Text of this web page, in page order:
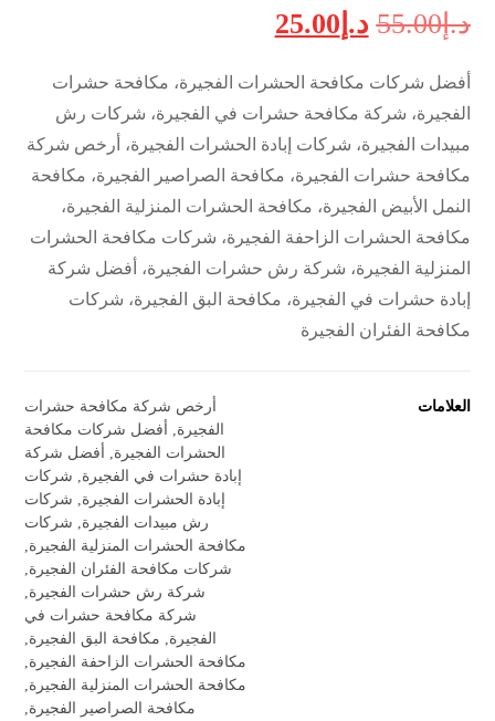
د.إ55.00 د.إ 25.00
أفضل شركات مكافحة الحشرات الفجيرة، مكافحة حشرات
الفجيرة، شركة مكافحة حشرات في الفجيرة، شركات رش
مبيدات الفجيرة، شركات إبادة الحشرات الفجيرة، أرخص شركة
مكافحة حشرات الفجيرة، مكافحة الصراصير الفجيرة، مكافحة
النمل الأبيض الفجيرة، مكافحة الحشرات المنزلية الفجيرة،
مكافحة الحشرات الزاحفة الفجيرة، شركات مكافحة الحشرات
المنزلية الفجيرة، شركة رش حشرات الفجيرة، أفضل شركة
إبادة حشرات في الفجيرة، مكافحة البق الفجيرة، شركات
مكافحة الفئران الفجيرة
العلامات
أرخص شركة مكافحة حشرات
الفجيرة, أفضل شركات مكافحة
الحشرات الفجيرة, أفضل شركة
إبادة حشرات في الفجيرة, شركات
إبادة الحشرات الفجيرة, شركات
رش مبيدات الفجيرة, شركات
مكافحة الحشرات المنزلية الفجيرة,
شركات مكافحة الفئران الفجيرة,
شركة رش حشرات الفجيرة,
شركة مكافحة حشرات في
الفجيرة, مكافحة البق الفجيرة,
مكافحة الحشرات الزاحفة الفجيرة,
مكافحة الحشرات المنزلية الفجيرة,
مكافحة الصراصير الفجيرة,